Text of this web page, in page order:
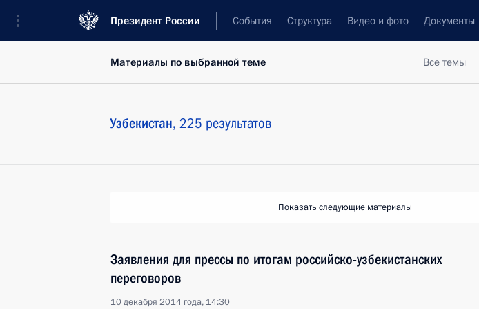
Президент России События Структура Видео и фото Документы
Все темы
Материалы по выбранной теме
Узбекистан, 225 результатов
Показать следующие материалы
Заявления для прессы по итогам российско-узбекистанских
переговоров
10 декабря 2014 года, 14:30